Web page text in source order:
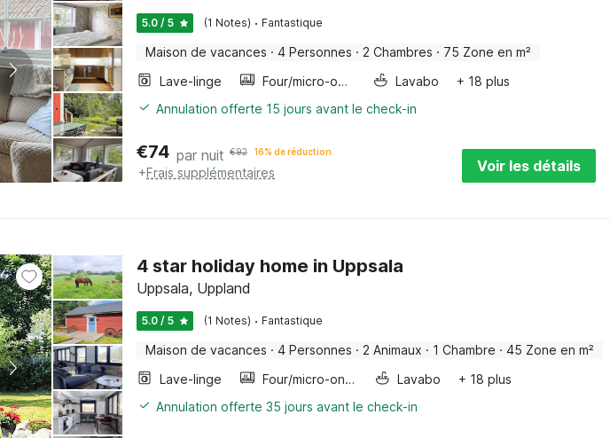
5.0 / 5 (1 Notes) · Fantastique
Maison de vacances · 4 Personnes · 2 Chambres · 75 Zone en m²
Lave-linge
Four/micro-onde combinés Lavabo
+ 18 plus
Annulation offerte 15 jours avant le check-in
€74 par nuit €92 16% de réduction
+Frais supplémentaires Voir les détails
4 star holiday home in Uppsala
Uppsala, Uppland
5.0 / 5 (1 Notes) · Fantastique
Maison de vacances · 4 Personnes · 2 Animaux · 1 Chambre · 45 Zone en m²
Lave-linge
Four/micro-onde combinés Lavabo
+ 18 plus
Annulation offerte 35 jours avant le check-in